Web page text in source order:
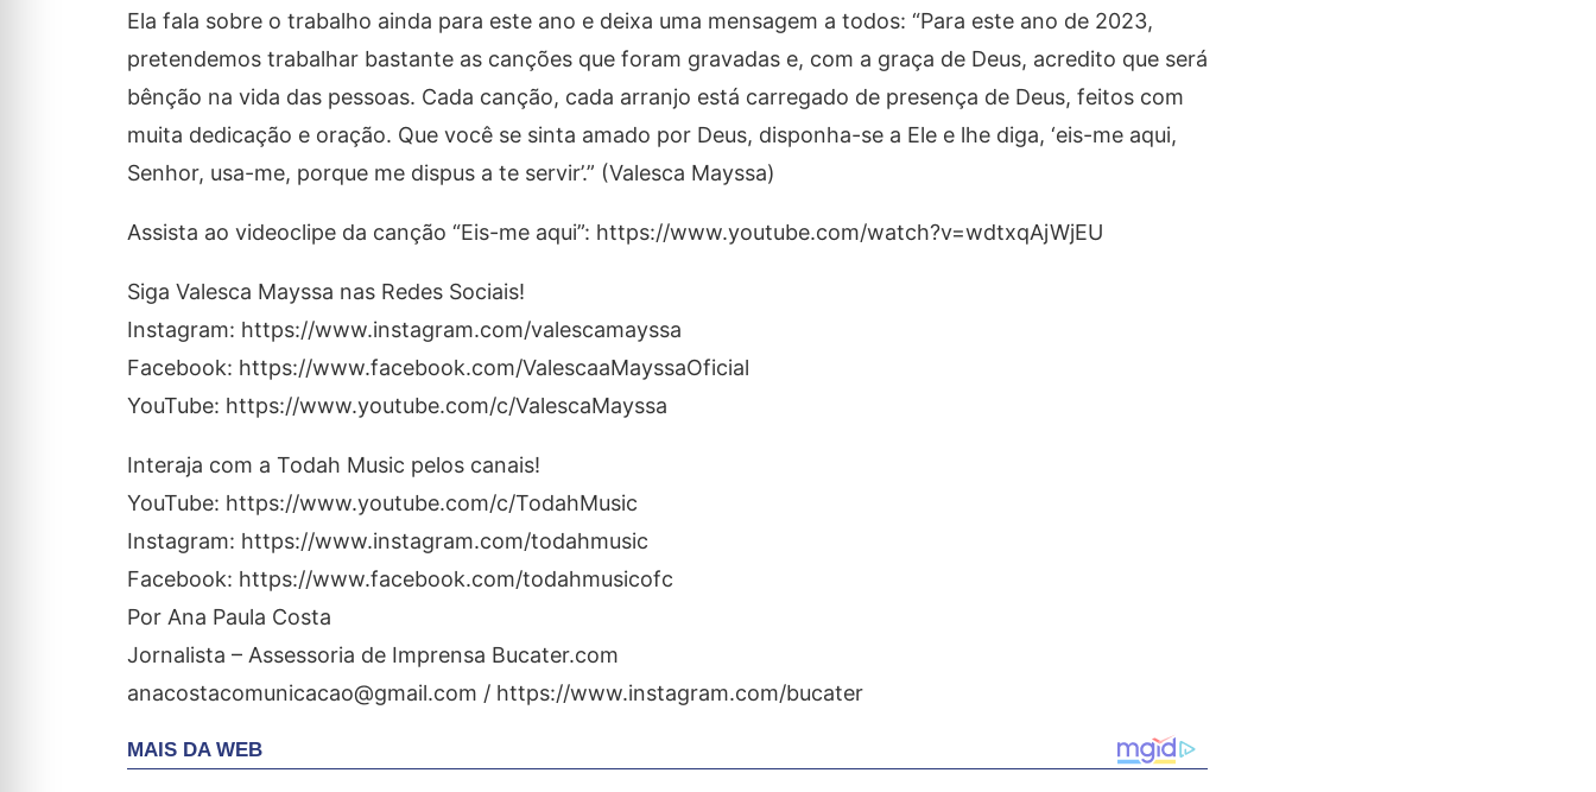
Ela fala sobre o trabalho ainda para este ano e deixa uma mensagem a todos: “Para este ano de 2023,
pretendemos trabalhar bastante as canções que foram gravadas e, com a graça de Deus, acredito que será
bênção na vida das pessoas. Cada canção, cada arranjo está carregado de presença de Deus, feitos com
muita dedicação e oração. Que você se sinta amado por Deus, disponha-se a Ele e lhe diga, ‘eis-me aqui,
Senhor, usa-me, porque me dispus a te servir’.” (Valesca Mayssa)
Assista ao videoclipe da canção “Eis-me aqui”: https://www.youtube.com/watch?v=wdtxqAjWjEU
Siga Valesca Mayssa nas Redes Sociais!
Instagram: https://www.instagram.com/valescamayssa
Facebook: https://www.facebook.com/ValescaaMayssaOficial
YouTube: https://www.youtube.com/c/ValescaMayssa
Interaja com a Todah Music pelos canais!
YouTube: https://www.youtube.com/c/TodahMusic
Instagram: https://www.instagram.com/todahmusic
Facebook: https://www.facebook.com/todahmusicofc
Por Ana Paula Costa
Jornalista – Assessoria de Imprensa Bucater.com
anacostacomunicacao@gmail.com / https://www.instagram.com/bucater